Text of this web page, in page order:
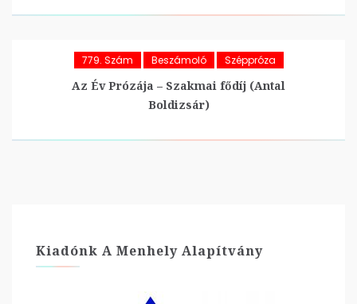
779. Szám Beszámoló Széppróza
Az Év Prózája – Szakmai fődíj (Antal
Boldizsár)
Kiadónk A Menhely Alapítvány